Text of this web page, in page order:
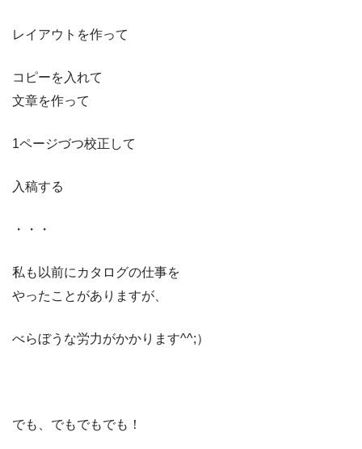
レイアウトを作って
コピーを入れて
文章を作って
1ページづつ校正して
入稿する
・・・
私も以前にカタログの仕事を
やったことがありますが、
べらぼうな労力がかかります^^;）
でも、でもでもでも！